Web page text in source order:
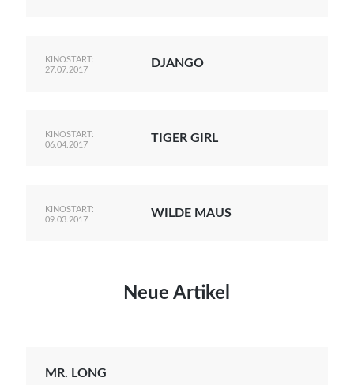
KINOSTART:
27.07.2017
DJANGO
KINOSTART:
06.04.2017
TIGER GIRL
KINOSTART:
09.03.2017
WILDE MAUS
Neue Artikel
MR. LONG